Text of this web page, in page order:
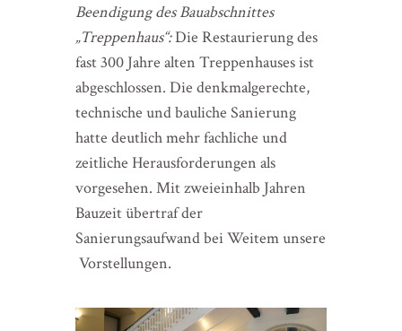
Beendigung des Bauabschnittes
„Treppenhaus“:Die Restaurierung des
fast 300 Jahre alten Treppenhauses ist
abgeschlossen. Die denkmalgerechte,
technische und bauliche Sanierung
hatte deutlich mehr fachliche und
zeitliche Herausforderungen als
vorgesehen. Mit zweieinhalb Jahren
Bauzeit übertraf der
Sanierungsaufwand bei Weitem unsere
Vorstellungen.